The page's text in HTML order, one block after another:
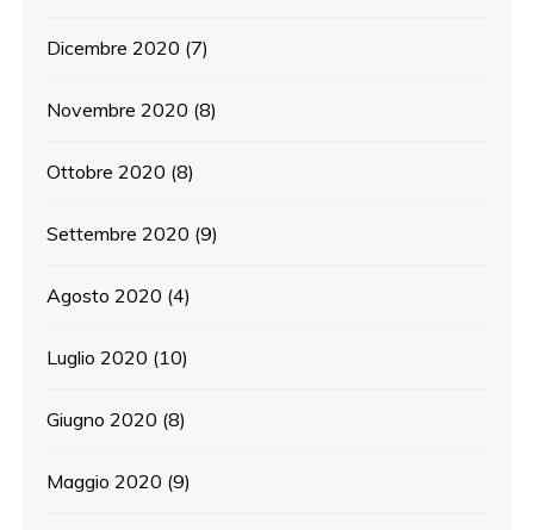
Dicembre 2020 (7)
Novembre 2020 (8)
Ottobre 2020 (8)
Settembre 2020 (9)
Agosto 2020 (4)
Luglio 2020 (10)
Giugno 2020 (8)
Maggio 2020 (9)